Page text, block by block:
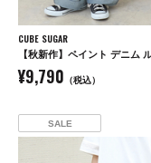
CUBE SUGAR
¥9,790 （税込）
SALE